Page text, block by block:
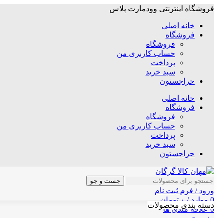
فروشگاه اینترنتی وودمارت پلاس
خانه اصلی
فروشگاه
فروشگاه
حساب کاربری من
پرداخت
سبد خرید
حراجستون
خانه اصلی
فروشگاه
فروشگاه
حساب کاربری من
پرداخت
سبد خرید
حراجستون
جست و جو
ورود / فرم ثبت نام
0 موارد / ۰ تومان
0 علاقه مندی ها
دسته بندی محصولات